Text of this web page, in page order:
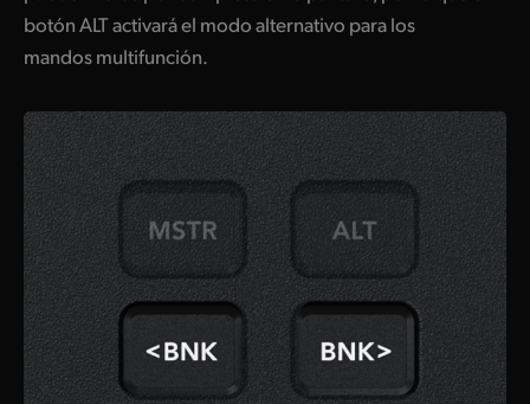
botón ALT activará el modo alternativo para los
mandos multifunción.